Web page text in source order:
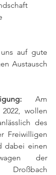
auf gute
Austausch
Am
wollen
des
Freiwilligen
dabei einen
der